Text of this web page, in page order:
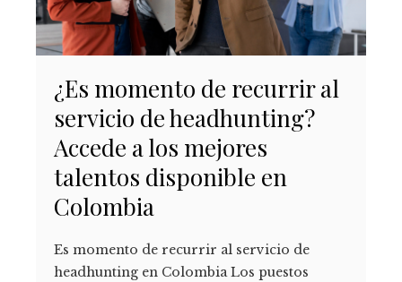
¿Es momento de recurrir al
servicio de headhunting?
Accede a los mejores
talentos disponible en
Colombia
Es momento de recurrir al servicio de
headhunting en Colombia Los puestos